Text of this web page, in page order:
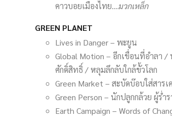
คาวบอยเมืองไทย…มวกเหล็ก
GREEN PLANET
Lives in Danger – พะยูน
Global Motion – อีกเขื่อนที่อำลา
ศักดิ์สิทธิ์ / หลุมลึกลับใกล้ขั้วโลก
Green Market – สะบัดบ๊อบใส่สารเ
Green Person – นักปลูกกล้วย ผู้ร่ำ
Earth Campaign – Words of